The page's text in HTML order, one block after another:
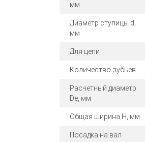
мм
Диаметр ступицы d,
мм
Для цепи
Количество зубьев
Расчетный диаметр
De, мм
Общая ширина H, мм
Посадка на вал